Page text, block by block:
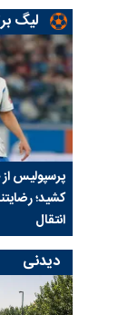
لیگ
پرسپولیس
انتقال
دیدنی